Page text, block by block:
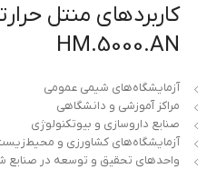
HM.5000.AN
آزمایشگاه‌های شیمی عمومی
مراکز آموزشی و دانشگاهی
صنایع داروسازی و بیوتکنولوژی
آزمایشگاه‌های کشاورزی و
واحدهای تحقیق و توسعه در صنایع